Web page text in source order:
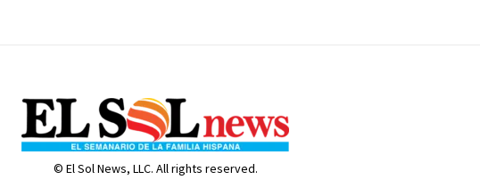
© El Sol News, LLC. All rights reserved.